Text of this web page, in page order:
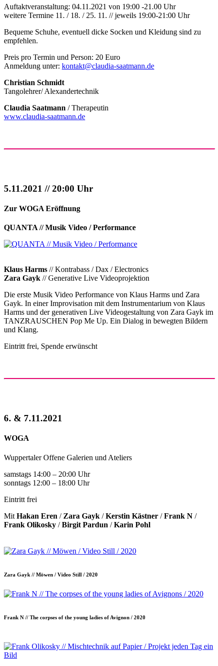
Auftaktveranstaltung: 04.11.2021 von 19:00 -21.00 Uhr
weitere Termine 11. / 18. / 25. 11. // jeweils 19:00-21:00 Uhr
Bequeme Schuhe, eventuell dicke Socken und Kleidung sind zu
empfehlen.
Preis pro Termin und Person: 20 Euro
Anmeldung unter: kontakt@claudia-saatmann.de
Christian Schmidt
Tangolehrer/ Alexandertechnik
Claudia Saatmann / Therapeutin
www.claudia-saatmann.de
5.11.2021 // 20:00 Uhr
Zur WOGA Eröffnung
QUANTA // Musik Video / Performance
Klaus Harms // Kontrabass / Dax / Electronics
Zara Gayk // Generative Live Videoprojektion
Die erste Musik Video Performance von Klaus Harms und Zara
Gayk. In einer Improvisation mit dem Instrumentarium von Klaus
Harms und der generativen Live Videogestaltung von Zara Gayk im
TANZRAUSCHEN Pop Me Up. Ein Dialog in bewegten Bildern
und Klang.
Eintritt frei, Spende erwünscht
6. & 7.11.2021
WOGA
Wuppertaler Offene Galerien und Ateliers
samstags 14:00 – 20:00 Uhr
sonntags 12:00 – 18:00 Uhr
Eintritt frei
Mit Hakan Eren / Zara Gayk /Kerstin Kästner /Frank N /
Frank Olikosky /Birgit Pardun /Karin Pohl
Zara Gayk // Möwen / Video Still / 2020
Frank N // The corpses of the young ladies of Avignon / 2020